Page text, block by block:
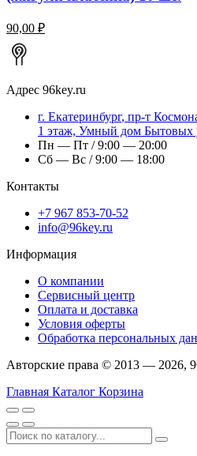
90,00 ₽
Адрес 96key.ru
г. Екатеринбург, пр-т
1 этаж, Умный дом Бытовых
Пн — Пт / 9:00 — 20:00
Сб — Вс / 9:00 — 18:00
Контакты
+7 967 853-70-52
info@96key.ru
Информация
О компании
Сервисный центр
Оплата и доставка
Условия оферты
Обработка персональных
Авторские права © 2013 — 2026,
Главная Каталог Корзина